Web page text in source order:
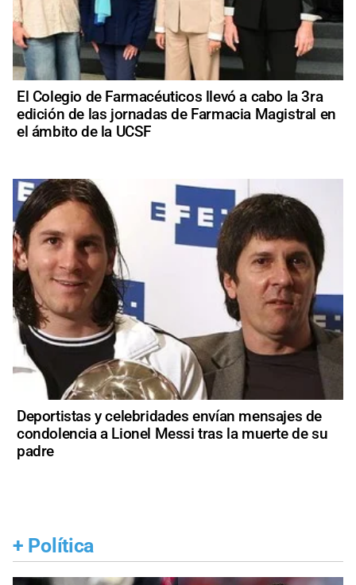
El Colegio de Farmacéuticos llevó a cabo la 3ra
edición de las jornadas de Farmacia Magistral en
el ámbito de la UCSF
Deportistas y celebridades envían mensajes de
condolencia a Lionel Messi tras la muerte de su
padre
+ Política